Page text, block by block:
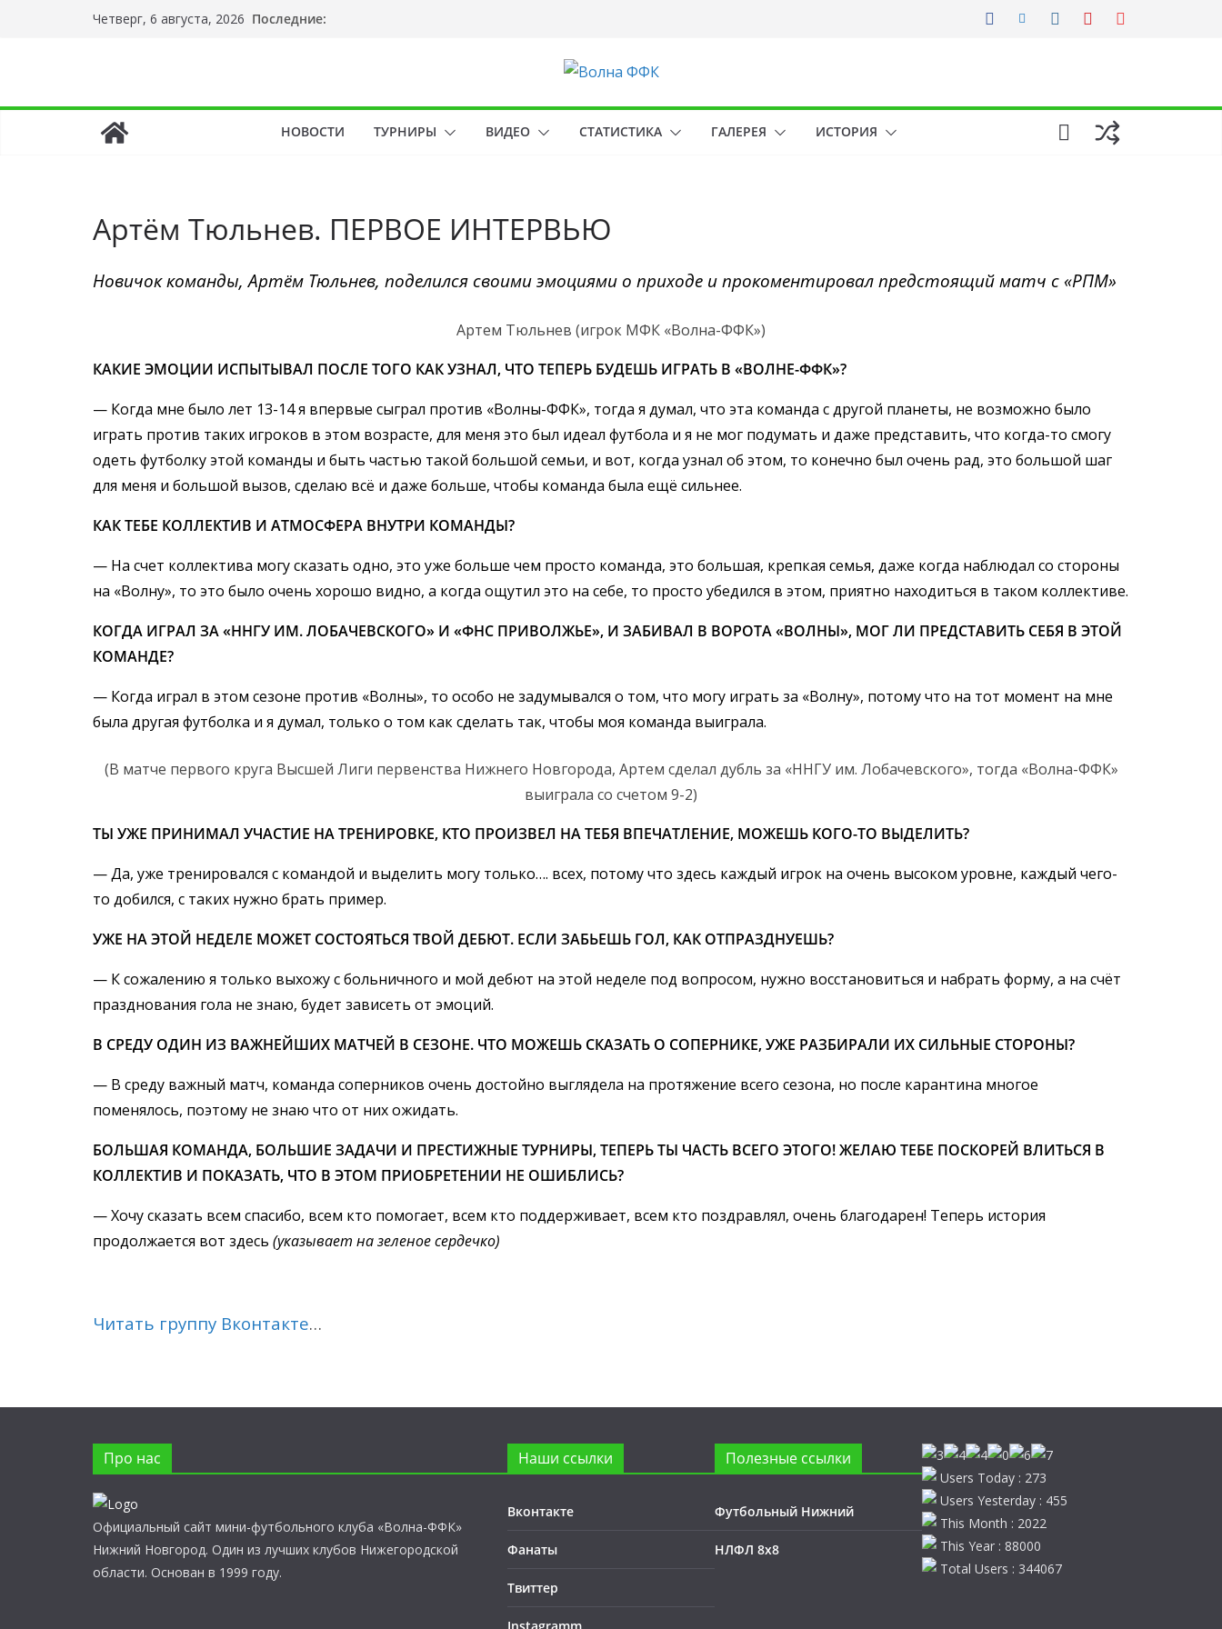
Четверг, 6 августа, 2026 Последние:
НОВОСТИ ТУРНИРЫ ВИДЕО СТАТИСТИКА ГАЛЕРЕЯ ИСТОРИЯ
Артём Тюльнев. ПЕРВОЕ ИНТЕРВЬЮ
Новичок команды, Артём Тюльнев, поделился своими эмоциями о приходе и прокоментировал предстоящий матч с «РПМ»
Артем Тюльнев (игрок МФК «Волна-ФФК»)
КАКИЕ ЭМОЦИИ ИСПЫТЫВАЛ ПОСЛЕ ТОГО КАК УЗНАЛ, ЧТО ТЕПЕРЬ БУДЕШЬ ИГРАТЬ В «ВОЛНЕ-ФФК»?
— Когда мне было лет 13-14 я впервые сыграл против «Волны-ФФК», тогда я думал, что эта команда с другой планеты, не возможно было
играть против таких игроков в этом возрасте, для меня это был идеал футбола и я не мог подумать и даже представить, что когда-то смогу
одеть футболку этой команды и быть частью такой большой семьи, и вот, когда узнал об этом, то конечно был очень рад, это большой шаг
для меня и большой вызов, сделаю всё и даже больше, чтобы команда была ещё сильнее.
КАК ТЕБЕ КОЛЛЕКТИВ И АТМОСФЕРА ВНУТРИ КОМАНДЫ?
— На счет коллектива могу сказать одно, это уже больше чем просто команда, это большая, крепкая семья, даже когда наблюдал со стороны
на «Волну», то это было очень хорошо видно, а когда ощутил это на себе, то просто убедился в этом, приятно находиться в таком коллективе.
КОГДА ИГРАЛ ЗА «ННГУ ИМ. ЛОБАЧЕВСКОГО» И «ФНС ПРИВОЛЖЬЕ», И ЗАБИВАЛ В ВОРОТА «ВОЛНЫ», МОГ ЛИ ПРЕДСТАВИТЬ СЕБЯ В ЭТОЙ
КОМАНДЕ?
— Когда играл в этом сезоне против «Волны», то особо не задумывался о том, что могу играть за «Волну», потому что на тот момент на мне
была другая футболка и я думал, только о том как сделать так, чтобы моя команда выиграла.
(В матче первого круга Высшей Лиги первенства Нижнего Новгорода, Артем сделал дубль за «ННГУ им. Лобачевского», тогда «Волна-ФФК»
выиграла со счетом 9-2)
ТЫ УЖЕ ПРИНИМАЛ УЧАСТИЕ НА ТРЕНИРОВКЕ, КТО ПРОИЗВЕЛ НА ТЕБЯ ВПЕЧАТЛЕНИЕ, МОЖЕШЬ КОГО-ТО ВЫДЕЛИТЬ?
— Да, уже тренировался с командой и выделить могу только…. всех, потому что здесь каждый игрок на очень высоком уровне, каждый чего-
то добился, с таких нужно брать пример.
УЖЕ НА ЭТОЙ НЕДЕЛЕ МОЖЕТ СОСТОЯТЬСЯ ТВОЙ ДЕБЮТ. ЕСЛИ ЗАБЬЕШЬ ГОЛ, КАК ОТПРАЗДНУЕШЬ?
— К сожалению я только выхожу с больничного и мой дебют на этой неделе под вопросом, нужно восстановиться и набрать форму, а на счёт
празднования гола не знаю, будет зависеть от эмоций.
В СРЕДУ ОДИН ИЗ ВАЖНЕЙШИХ МАТЧЕЙ В СЕЗОНЕ. ЧТО МОЖЕШЬ СКАЗАТЬ О СОПЕРНИКЕ, УЖЕ РАЗБИРАЛИ ИХ СИЛЬНЫЕ СТОРОНЫ?
— В среду важный матч, команда соперников очень достойно выглядела на протяжение всего сезона, но после карантина многое
поменялось, поэтому не знаю что от них ожидать.
БОЛЬШАЯ КОМАНДА, БОЛЬШИЕ ЗАДАЧИ И ПРЕСТИЖНЫЕ ТУРНИРЫ, ТЕПЕРЬ ТЫ ЧАСТЬ ВСЕГО ЭТОГО! ЖЕЛАЮ ТЕБЕ ПОСКОРЕЙ ВЛИТЬСЯ В
КОЛЛЕКТИВ И ПОКАЗАТЬ, ЧТО В ЭТОМ ПРИОБРЕТЕНИИ НЕ ОШИБЛИСЬ?
— Хочу сказать всем спасибо, всем кто помогает, всем кто поддерживает, всем кто поздравлял, очень благодарен! Теперь история
продолжается вот здесь (указывает на зеленое сердечко)
Читать группу Вконтакте…
Про нас
Официальный сайт мини-футбольного клуба «Волна-ФФК»
Нижний Новгород. Один из лучших клубов Нижегородской
области. Основан в 1999 году.
Наши ссылки
Вконтакте
Фанаты
Твиттер
Полезные ссылки
Футбольный Нижний
НЛФЛ 8х8
Users Today : 273
Users Yesterday : 455
This Month : 2022
This Year : 88000
Total Users : 344067